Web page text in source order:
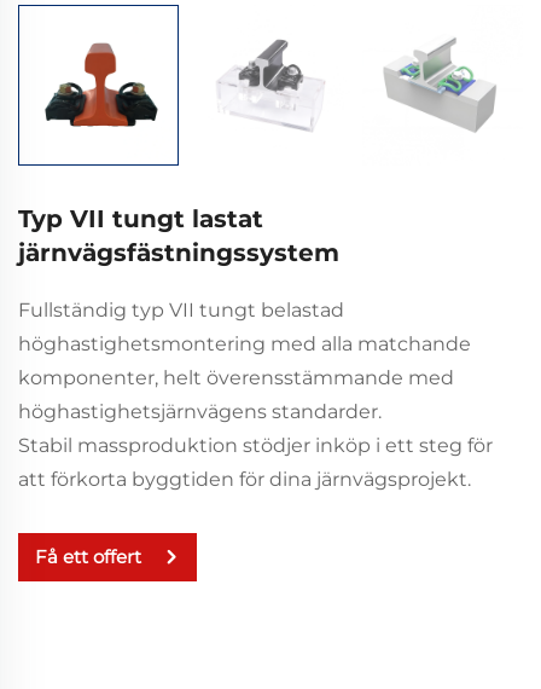
Typ VII tungt lastat
järnvägsfästningssystem
Fullständig typ VII tungt belastad
höghastighetsmontering med alla matchande
komponenter, helt överensstämmande med
höghastighetsjärnvägens standarder.
Stabil massproduktion stödjer inköp i ett steg för
att förkorta byggtiden för dina järnvägsprojekt.
Få ett offert